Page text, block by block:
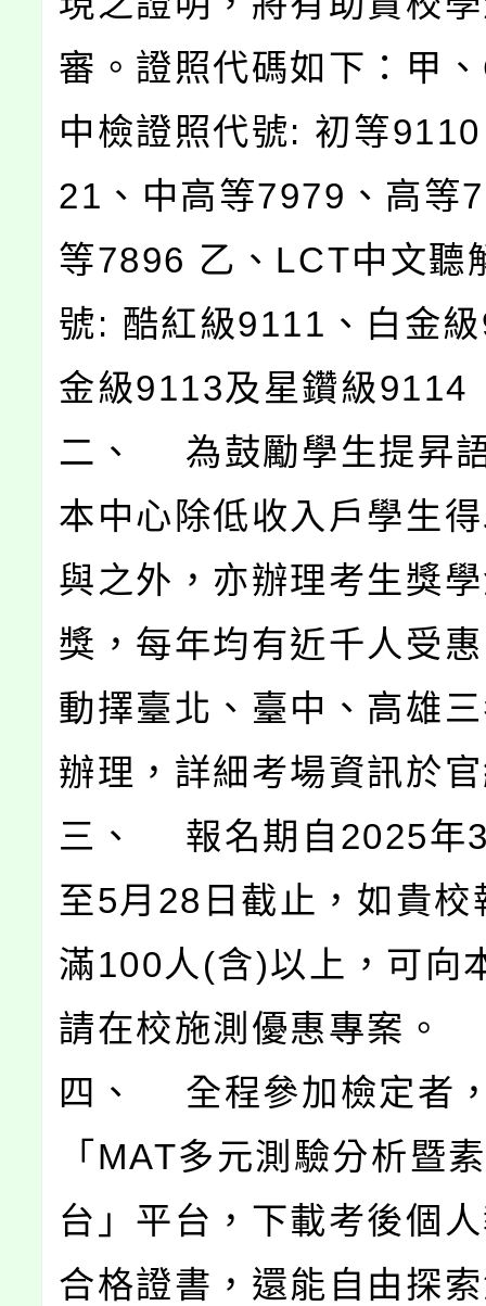
審。證照代碼如下：甲
中檢證照代號: 初等
21、中高等7979、高等
等7896 乙、LCT中文聽
號: 酷紅級9111、白金
金級9113及星鑽級9114
二、 為鼓勵學生提昇
本中心除低收入戶學生
與之外，亦辦理考生獎
獎，每年均有近千人受
動擇臺北、臺中、高雄
辦理，詳細考場資訊於
三、 報名期自2025年
至5月28日截止，如貴校
滿100人(含)以上，可向
請在校施測優惠專案。
四、 全程參加檢定者
「MAT多元測驗分析暨
台」平台，下載考後個
合格證書，還能自由探